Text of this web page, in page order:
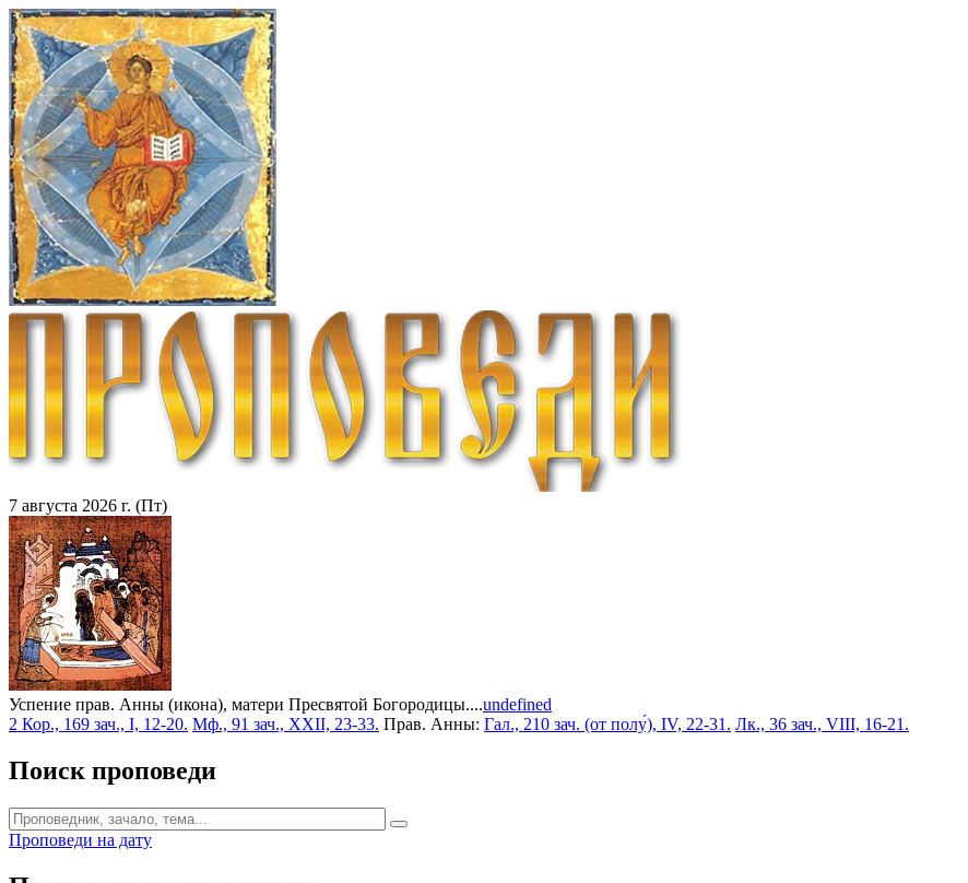
7 августа 2026 г. (Пт)
Успение прав. Анны (икона), матери Пресвятой Богородицы....undefined
2 Кор., 169 зач., I, 12-20. Мф., 91 зач., XXII, 23-33. Прав. Анны: Гал., 210 зач. (от полу́), IV, 22-31. Лк., 36 зач., VIII, 16-21.
Поиск проповеди
Проповеди на дату